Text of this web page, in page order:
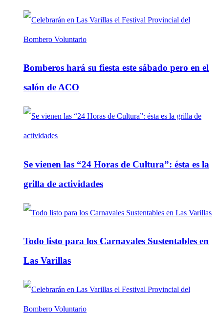
Bomberos hará su fiesta este sábado pero en el
salón de ACO
Se vienen las “24 Horas de Cultura”: ésta es la
grilla de actividades
Todo listo para los Carnavales Sustentables en
Las Varillas